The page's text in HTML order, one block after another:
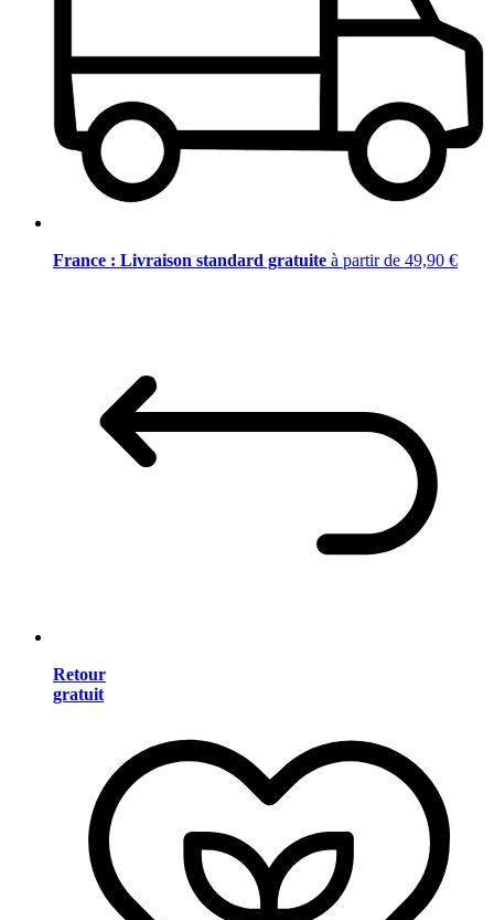
France : Livraison standard gratuite à partir de 49,90 €
Retour
gratuit